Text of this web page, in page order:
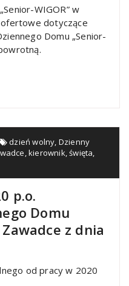
WIGOR” w
ofertowe dotyczące
Domu „Senior-
dzień wolny Dzienny
,kierownik ,święta
p.o.
Domu
Zawadce z dnia
od pracy w 2020